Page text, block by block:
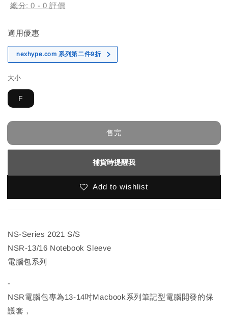
總分:0 - 0 評價
適用優惠
nexhype.com 系列第二件9折
大小
F
售完
補貨時提醒我
Add to wishlist
NS-Series 2021 S/S
NSR-13/16 Notebook Sleeve
電腦包系列
-
NSR電腦包專為13-14吋Macbook系列筆記型電腦開發的保
護套，